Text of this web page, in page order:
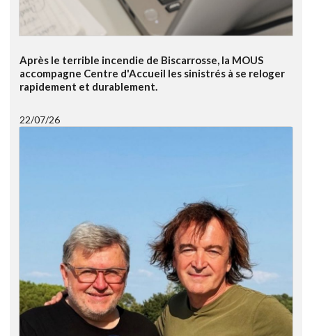
Après le terrible incendie de Biscarrosse, la MOUS
accompagne Centre d'Accueil les sinistrés à se reloger
rapidement et durablement.
22/07/26